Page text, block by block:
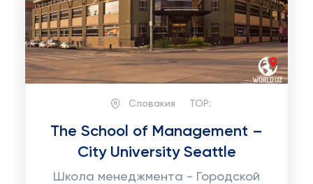
Словакия TOP:
The School of Management –
City University Seattle
Школа менеджмента - Городской